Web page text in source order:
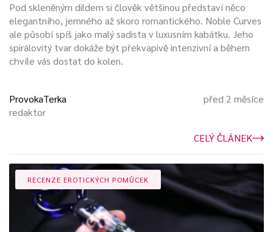
Pod skleněným dildem si člověk většinou představí něco
elegantního, jemného až skoro romantického. Noble Curves
ale působí spíš jako malý sadista v luxusním kabátku. Jeho
spirálovitý tvar dokáže být překvapivě intenzivní a během
chvíle vás dostat do kolen.
ProvokaTerka
redaktor
před 2 měsíce
CELÝ ČLÁNEK
RECENZE EROTICKÝCH POMŮCEK